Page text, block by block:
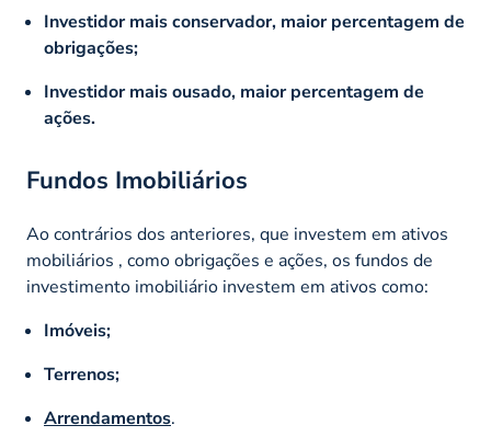
Investidor mais conservador, maior percentagem de
obrigações;
Investidor mais ousado, maior percentagem de
ações.
Fundos Imobiliários
Ao contrários dos anteriores, que investem em ativos
mobiliários , como obrigações e ações, os fundos de
investimento imobiliário investem em ativos como:
Imóveis;
Terrenos;
Arrendamentos.